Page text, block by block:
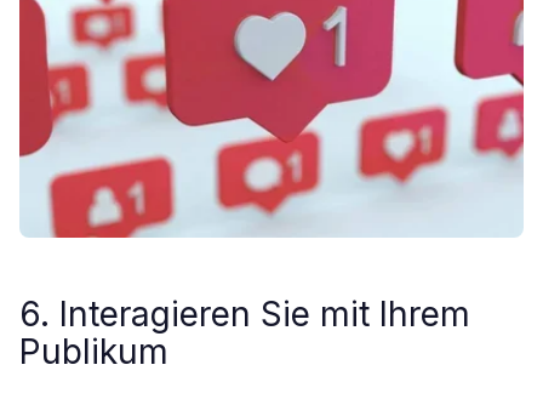
6. Interagieren Sie mit Ihrem
Publikum